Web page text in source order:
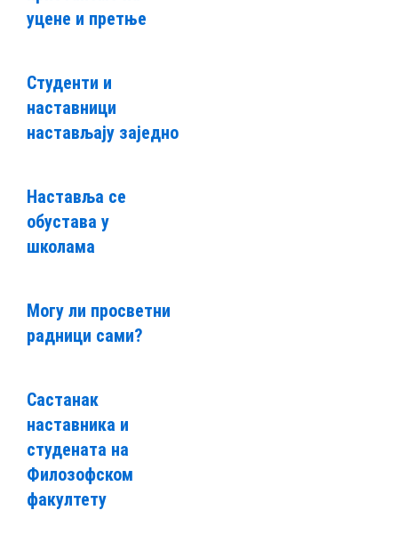
уцене и претње
Студенти и
наставници
настављају заједно
Наставља се
обустава у
школама
Могу ли просветни
радници сами?
Састанак
наставника и
студената на
Филозофском
факултету